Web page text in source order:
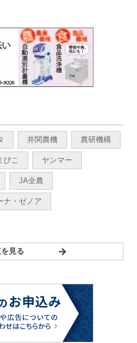
井関農機 農研機構
びこ ヤンマー
JA全農
ナ・ゼノア
見る